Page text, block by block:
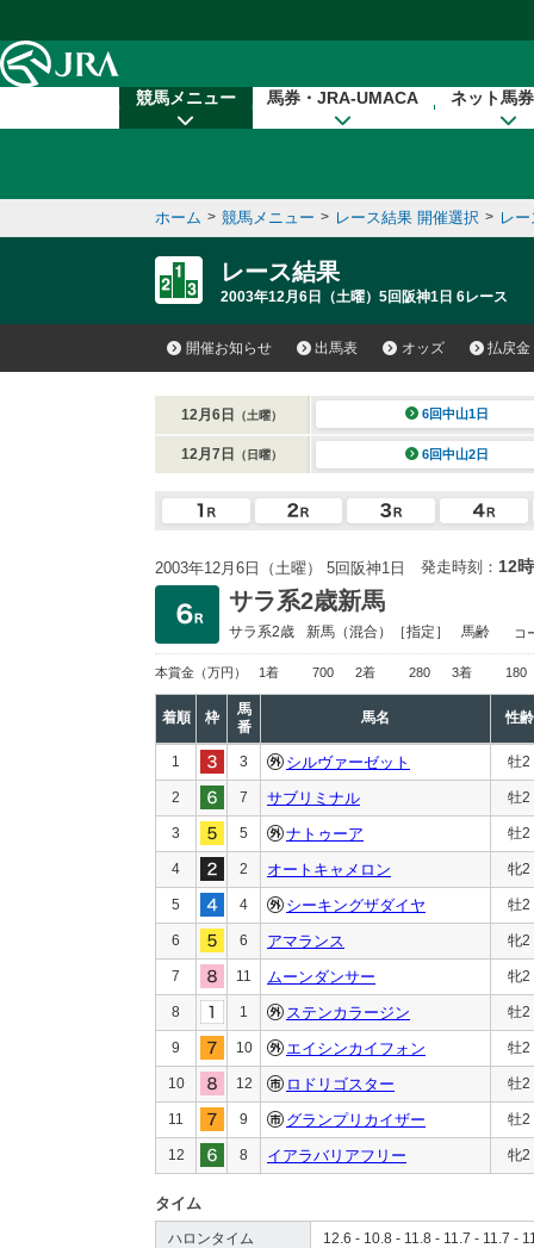
競馬メニュー 馬券・JRA-UMACA ネット馬
ホーム > 競馬メニュー > レース結果 開催選択 > レ
レース結果
2003年12月6日（土曜）5回阪神1日 6レース
開催お知らせ 出馬表 オッズ 払戻金
12月6日 （土曜） 6回中山1日
12月7日 （日曜） 6回中山2日
2003年12月6日（土曜） 5回阪神1日 発走時刻： 12
サラ系2歳新馬
サラ系2歳 新馬 （混合）［指定］ 馬齢 コ
本賞金 （万円） 1着 700 2着 280 3着 180
着順 枠
馬
番
馬名 性齢
1 3 シルヴァーゼット 牡2
2 7 サブリミナル 牡2
3 5 ナトゥーア 牡2
4 2 オートキャメロン 牝2
5 4 シーキングザダイヤ 牡2
6 6 アマランス 牝2
7 11 ムーンダンサー 牝2
8 1 ステンカラージン 牡2
9 10 エイシンカイフォン 牡2
10 12 ロドリゴスター 牡2
11 9 グランプリカイザー 牡2
12 8 イアラバリアフリー 牝2
タイム
ハロンタイム 12.6 - 10.8 - 11.8 - 11.7 - 11.7 -